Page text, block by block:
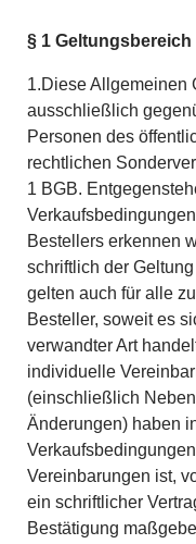
§ 1 Geltungsbereich
1.Diese Allgemeinen
ausschließlich
Personen des
rechtlichen
1 BGB.
Bestellers erkennen
schriftlich der
gelten auch für alle
Besteller, soweit es
verwandter Art
individuelle
(einschließlich
Änderungen) haben
Vereinbarungen ist,
ein schriftlicher
Bestätigung